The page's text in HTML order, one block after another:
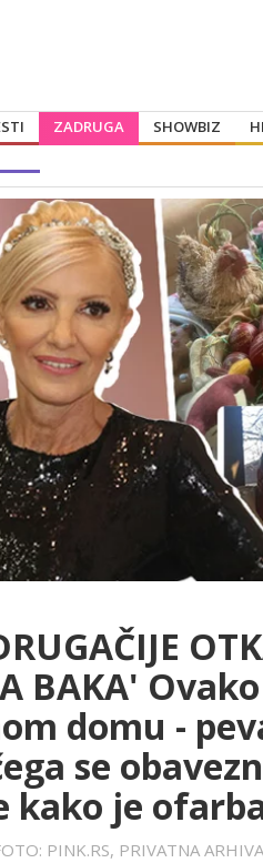
ZADRUGA SHOWBIZ
BAKA'
domu -
se
kako je
PINK.RS, PRIVATNA ARHIVA